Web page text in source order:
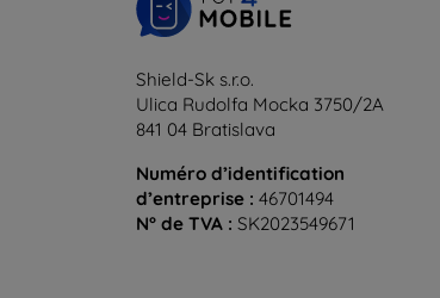
Shield-Sk s.r.o.
Ulica Rudolfa Mocka 3750/2A
841 04 Bratislava
Numéro d’identification
d’entreprise : 46701494
N° de TVA : SK2023549671